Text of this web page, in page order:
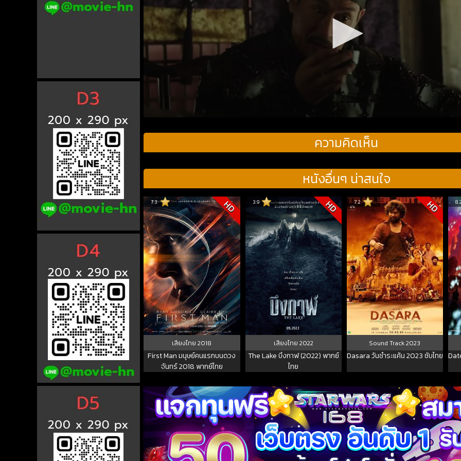
ความคิดเห็น
หนังอื่นๆ น่าสนใจ
7.3 HD
เสียงไทย2018
First Man มนุษย์คนแรกบนดวง
จันทร์ 2018 พากย์ไทย
3.9 HD
เสียงไทย 2022
The Lake บึงกาฬ (2022) พากย์
ไทย
7.2 HD
Sound Track2023
Dasara วันชำระแค้น 2023 ซับไทย